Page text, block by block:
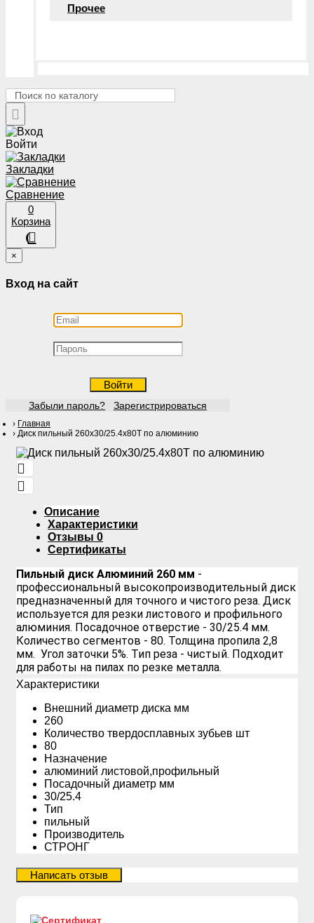
Прочее
Войти
Закладки
Сравнение
0
Корзина
×
Вход на сайт
Войти
Забыли пароль? Зарегистрироваться
Главная
Диск пильный 260х30/25.4х80Т по алюминию
Описание
Характеристики
Отзывы 0
Сертификаты
Пильный диск Алюминий 260 мм -
профессиональный высокопроизводительный диск
предназначенный для точного и чистого реза. Диск
используется для резки листового и профильного
алюминия. Посадочное отверстие - 30/25.4 мм.
Количество сегментов - 80. Толщина пропила 2,8
мм. Угол заточки 5%. Тип реза - чистый. Подходит
для работы на пилах по резке металла.
Xарактеристики
Внешний диаметр диска мм
260
Количество твердосплавных зубьев шт
80
Назначение
алюминий листовой,профильный
Посадочный диаметр мм
30/25.4
Тип
пильный
Производитель
СТРОНГ